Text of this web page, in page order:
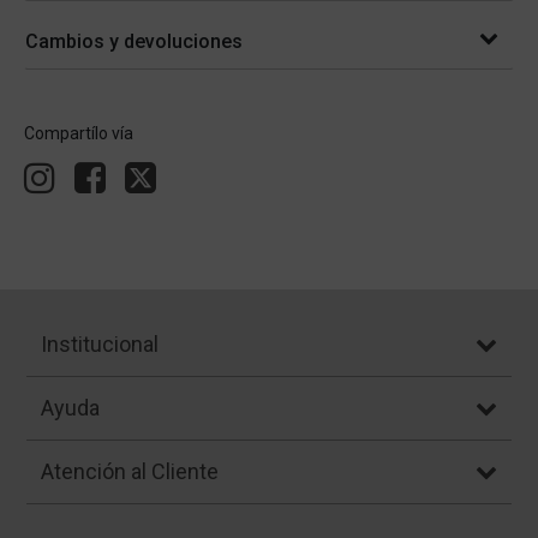
Cambios y devoluciones
Compartílo vía
Institucional
Ayuda
Atención al Cliente